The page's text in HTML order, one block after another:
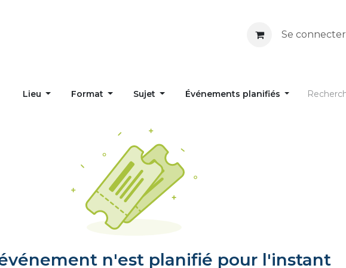
Se connecter
Lieu Format Sujet Événements planifiés
n'est planifié pour l'instant